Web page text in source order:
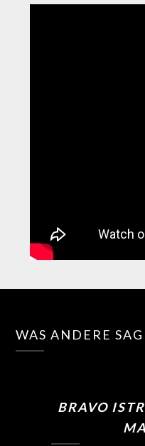
WAS ANDERE
BRAVO